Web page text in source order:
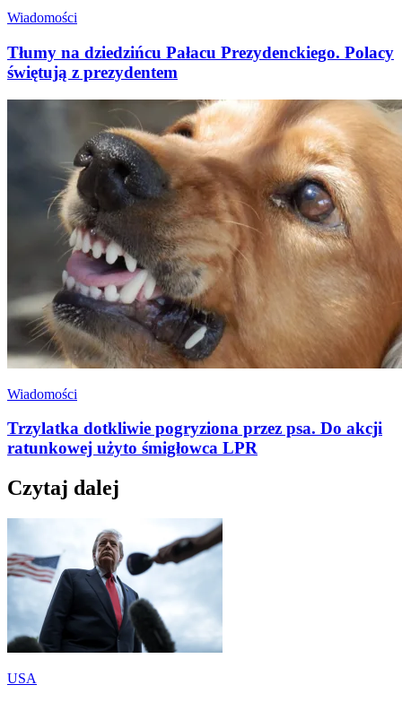
Wiadomości
Tłumy na dziedzińcu Pałacu Prezydenckiego. Polacy
świętują z prezydentem
Wiadomości
Trzylatka dotkliwie pogryziona przez psa. Do akcji
ratunkowej użyto śmigłowca LPR
Czytaj dalej
USA